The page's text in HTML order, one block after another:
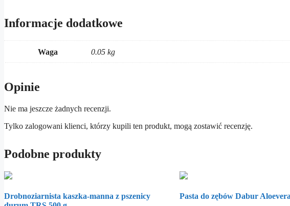
Informacje dodatkowe
Waga 0.05 kg
Opinie
Nie ma jeszcze żadnych recenzji.
Tylko zalogowani klienci, którzy kupili ten produkt, mogą zostawić recenzję.
Podobne produkty
Drobnoziarnista kaszka-manna z pszenicy
Pasta do zębów Dabur